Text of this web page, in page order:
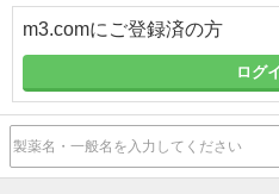
m3.comにご登録済の方
ログ